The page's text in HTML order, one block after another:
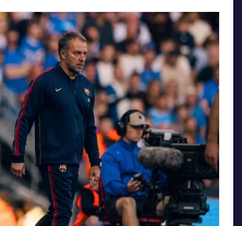
Barcelona club badge